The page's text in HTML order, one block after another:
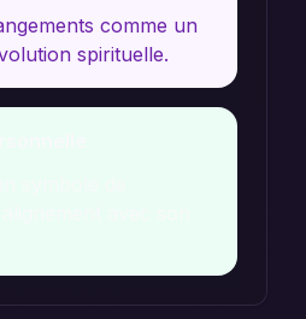
comme un
spirituelle.